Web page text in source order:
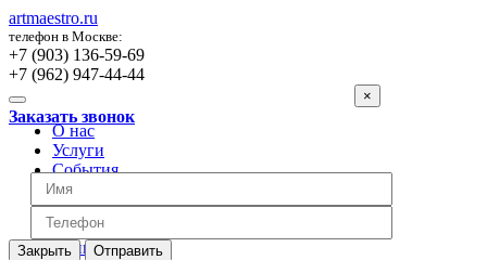
artmaestro.ru
телефон в Москве:
+7 (903) 136-59-69
+7 (962) 947-44-44
Заказать звонок
×
Закрыть Отправить
О нас
Услуги
События
Вопросы
Отзывы
Обратная связь
Цены